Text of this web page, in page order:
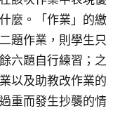
麼。「作業」的繳
題作業，則學生只
六題自行練習；之
以及助教改作業的
重而發生抄襲的情